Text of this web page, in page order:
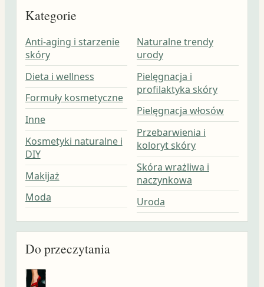
Kategorie
Anti-aging i starzenie
skóry
Dieta i wellness
Formuły kosmetyczne
Inne
Kosmetyki naturalne i
DIY
Makijaż
Moda
Naturalne trendy
urody
Pielęgnacja i
profilaktyka skóry
Pielęgnacja włosów
Przebarwienia i
koloryt skóry
Skóra wrażliwa i
naczynkowa
Uroda
Do przeczytania